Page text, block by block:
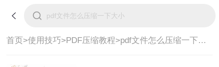
首页>使用技巧>PDF压缩教程> pdf文件怎么压缩一下大小